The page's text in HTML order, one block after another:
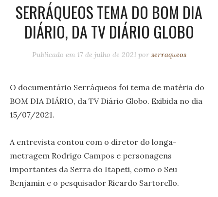
SERRÁQUEOS TEMA DO BOM DIA
DIÁRIO, DA TV DIÁRIO GLOBO
Publicado em 17 de julho de 2021 por serraqueos
O documentário Serráqueos foi tema de matéria do
BOM DIA DIÁRIO, da TV Diário Globo. Exibida no dia
15/07/2021.
A entrevista contou com o diretor do longa-
metragem Rodrigo Campos e personagens
importantes da Serra do Itapeti, como o Seu
Benjamin e o pesquisador Ricardo Sartorello.